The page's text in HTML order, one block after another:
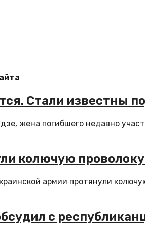
Стали известны
жена погибшего недавно
колючую
армии протянули
с